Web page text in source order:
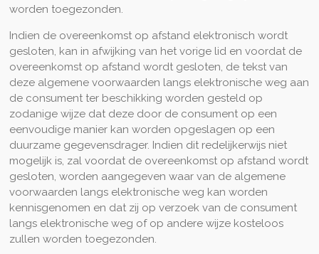
worden toegezonden.
Indien de overeenkomst op afstand elektronisch wordt
gesloten, kan in afwijking van het vorige lid en voordat de
overeenkomst op afstand wordt gesloten, de tekst van
deze algemene voorwaarden langs elektronische weg aan
de consument ter beschikking worden gesteld op
zodanige wijze dat deze door de consument op een
eenvoudige manier kan worden opgeslagen op een
duurzame gegevensdrager. Indien dit redelijkerwijs niet
mogelijk is, zal voordat de overeenkomst op afstand wordt
gesloten, worden aangegeven waar van de algemene
voorwaarden langs elektronische weg kan worden
kennisgenomen en dat zij op verzoek van de consument
langs elektronische weg of op andere wijze kosteloos
zullen worden toegezonden.